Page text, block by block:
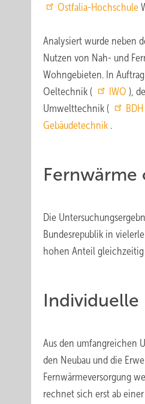
Ostfalia-Hochschule
Analysiert wurde neben
Nutzen von Nah- und
Wohngebieten. In
Oeltechnik (
IWO ),
Umwelttechnik (
BDH
Gebäudetechnik .
Fernwärme
Die
Bundesrepublik in
hohen Anteil gleichzeitig
Aus den umfangreichen
den Neubau und die
Fernwärmeversorgung
rechnet sich erst ab